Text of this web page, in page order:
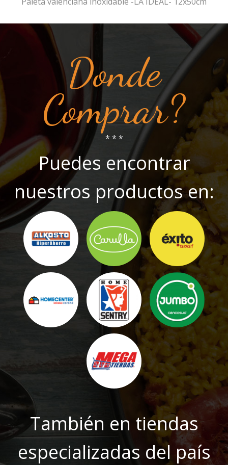
Donde
Comprar?
* * *
Puedes encontrar
nuestros productos en:
También en tiendas
especializadas del país